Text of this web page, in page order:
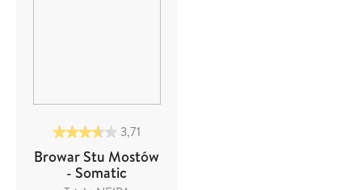
3,71
Browar Stu Mostów
- Somatic